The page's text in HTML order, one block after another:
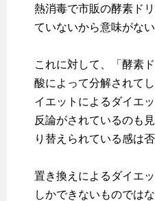
熱消毒で市販の酵素ド
ていないから意味がない
これに対して、「酵素
酸によって分解されて
イエットによるダイエ
反論がされているのも
り替えられている感は否
置き換えによるダイエ
しかできないものでは